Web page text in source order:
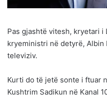
Pas gjashtë vitesh, kryetari
kryeministri në detyrë,
televiziv.
Kurti do të jetë sonte i ftuar
Kushtrim Sadikun në Kanal